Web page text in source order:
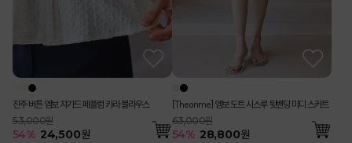
진주 버튼 엠보 쟈가드 페플럼 카라 블라우스
53,000원
54% 24,500원
[Theonme] 엠보 도트 시스루 뒷밴딩 미디 스커트
63,000원
54% 28,800원